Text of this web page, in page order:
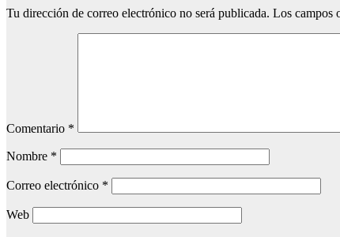
Tu dirección de correo electrónico no será publicada. Los campos
Comentario *
Nombre *
Correo electrónico *
Web